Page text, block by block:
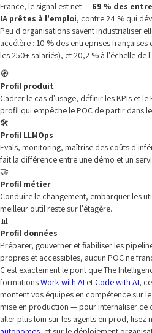
France, le signal est net — 69 % des
IA prêtes à l'emploi, contre 24 % qui
Peu d'organisations savent industrialiser
accélère : 10 % des entreprises françaises
les 250+ salariés), et 20,2 % à l'échelle de
🧭
Profil produit
Cadrer le cas d'usage, définir les KPIs et
profil qui empêche le POC de partir dans
🛠️
Profil LLMOps
Evals, monitoring, maîtrise des coûts
fait la différence entre une démo et un
🤝
Profil métier
Conduire le changement, embarquer les
meilleur outil reste sur l'étagère.
📊
Profil données
Préparer, gouverner et fiabiliser les
propres et accessibles, aucun POC ne
C'est exactement le pont que The
formationsWork with AI et Code with AI,
montent vos équipes en compétence sur
mise en production — pour internaliser ce
aller plus loin sur les agents en prod, lisez